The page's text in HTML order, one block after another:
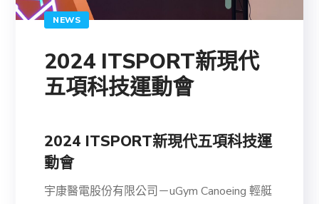
NEWS
2024 ITSPORT新現代
五項科技運動會
2024 ITSPORT新現代五項科技運
動會
宇康醫電股份有限公司－uGym Canoeing 輕艇